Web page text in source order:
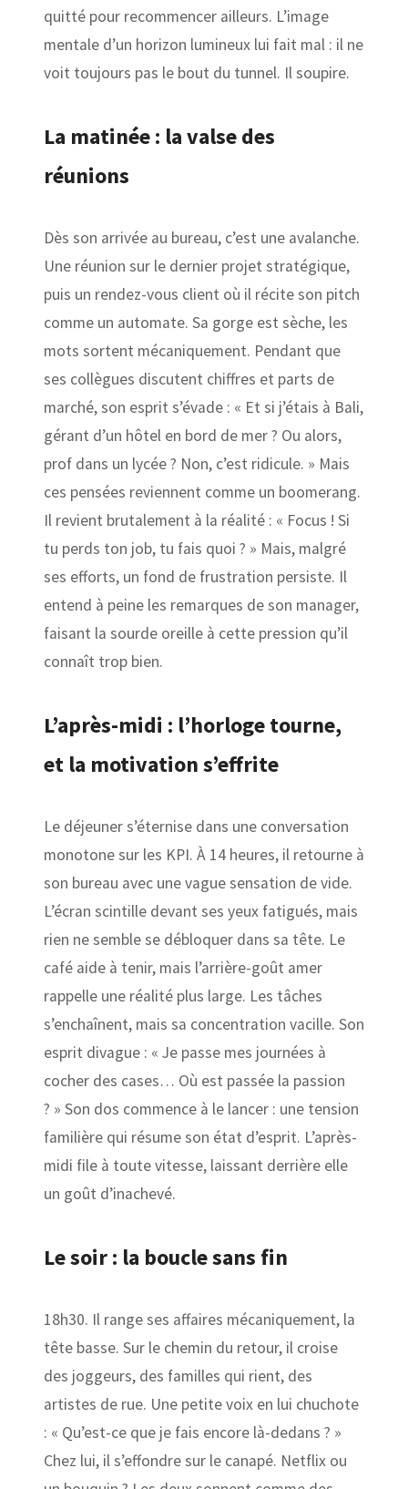
quitté pour recommencer ailleurs. L’image
mentale d’un horizon lumineux lui fait mal : il ne
voit toujours pas le bout du tunnel. Il soupire.
La matinée : la valse des
réunions
Dès son arrivée au bureau, c’est une avalanche.
Une réunion sur le dernier projet stratégique,
puis un rendez-vous client où il récite son pitch
comme un automate. Sa gorge est sèche, les
mots sortent mécaniquement. Pendant que
ses collègues discutent chiffres et parts de
marché, son esprit s’évade : « Et si j’étais à Bali,
gérant d’un hôtel en bord de mer ? Ou alors,
prof dans un lycée ? Non, c’est ridicule. » Mais
ces pensées reviennent comme un boomerang.
Il revient brutalement à la réalité : « Focus ! Si
tu perds ton job, tu fais quoi ? » Mais, malgré
ses efforts, un fond de frustration persiste. Il
entend à peine les remarques de son manager,
faisant la sourde oreille à cette pression qu’il
connaît trop bien.
L’après-midi : l’horloge tourne,
et la motivation s’effrite
Le déjeuner s’éternise dans une conversation
monotone sur les KPI. À 14 heures, il retourne à
son bureau avec une vague sensation de vide.
L’écran scintille devant ses yeux fatigués, mais
rien ne semble se débloquer dans sa tête. Le
café aide à tenir, mais l’arrière-goût amer
rappelle une réalité plus large. Les tâches
s’enchaînent, mais sa concentration vacille. Son
esprit divague : « Je passe mes journées à
cocher des cases… Où est passée la passion
? » Son dos commence à le lancer : une tension
familière qui résume son état d’esprit. L’après-
midi file à toute vitesse, laissant derrière elle
un goût d’inachevé.
Le soir : la boucle sans fin
18h30. Il range ses affaires mécaniquement, la
tête basse. Sur le chemin du retour, il croise
des joggeurs, des familles qui rient, des
artistes de rue. Une petite voix en lui chuchote
: « Qu’est-ce que je fais encore là-dedans ? »
Chez lui, il s’effondre sur le canapé. Netflix ou